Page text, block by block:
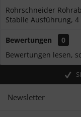
Rohrschneider
Stabile Ausführung,
Bewertungen
0
Bewertungen lesen,
Newsletter